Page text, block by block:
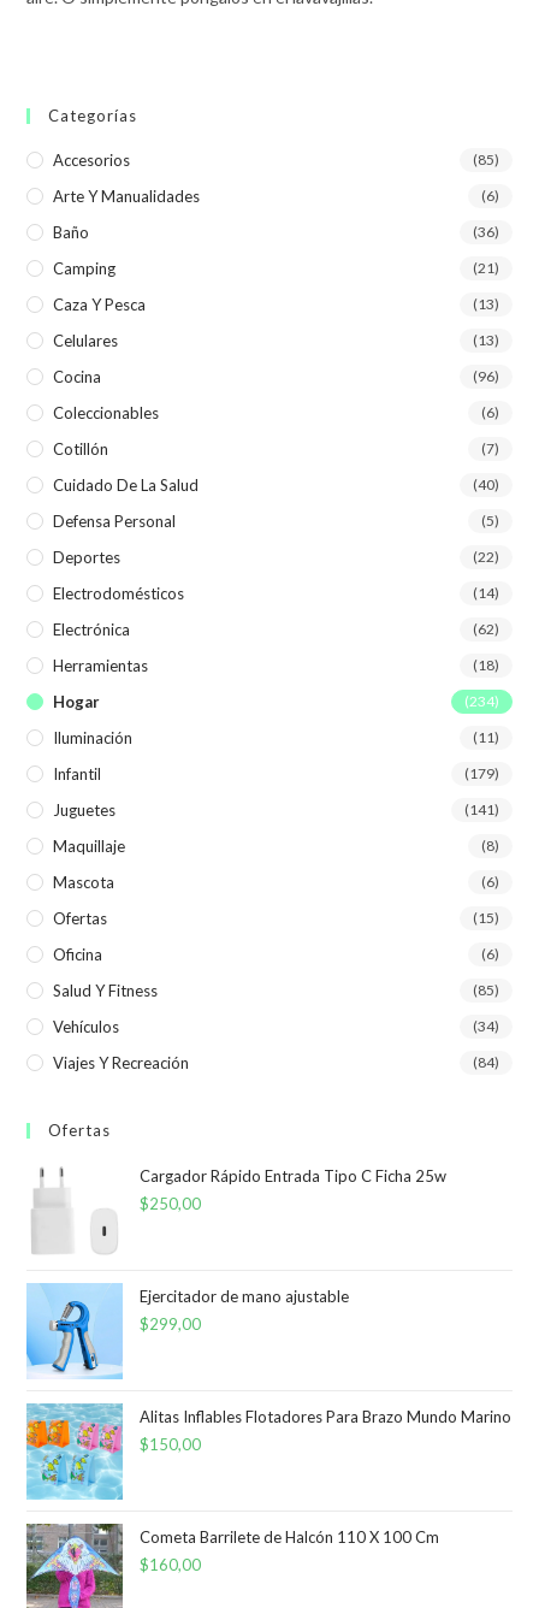
Categorías
Accesorios (85)
Arte Y Manualidades (6)
Baño (36)
Camping (21)
Caza Y Pesca (13)
Celulares (13)
Cocina (96)
Coleccionables (6)
Cotillón (7)
Cuidado De La Salud (40)
Defensa Personal (5)
Deportes (22)
Electrodomésticos (14)
Electrónica (62)
Herramientas (18)
Hogar (234)
Iluminación (11)
Infantil (179)
Juguetes (141)
Maquillaje (8)
Mascota (6)
Ofertas (15)
Oficina (6)
Salud Y Fitness (85)
Vehículos (34)
Viajes Y Recreación (84)
Ofertas
Cargador Rápido Entrada Tipo C Ficha 25w
$250,00
Ejercitador de mano ajustable
$299,00
Alitas Inflables Flotadores Para Brazo Mundo Marino
$150,00
Cometa Barrilete de Halcón 110 X 100 Cm
$160,00